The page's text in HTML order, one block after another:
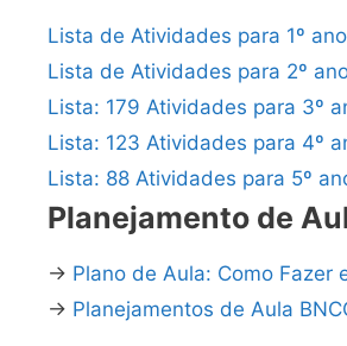
Lista de Atividades para 1º ano
Lista de Atividades para 2º
Lista: 179 Atividades para 3º
Lista: 123 Atividades para 4º
Lista: 88 Atividades para 5º
Planejamento de
→ Plano de Aula: Como Fazer
→ Planejamentos de Aula